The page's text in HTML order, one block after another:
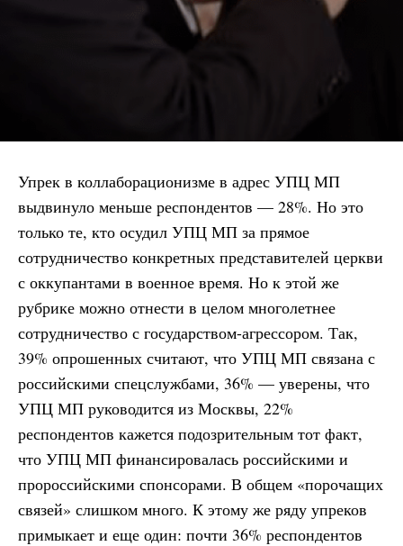
Упрек в коллаборационизме в адрес УПЦ МП
выдвинуло меньше респондентов — 28%. Но это
только те, кто осудил УПЦ МП за прямое
сотрудничество конкретных представителей церкви
с оккупантами в военное время. Но к этой же
рубрике можно отнести в целом многолетнее
сотрудничество с государством-агрессором. Так,
39% опрошенных считают, что УПЦ МП связана с
российскими спецслужбами, 36% — уверены, что
УПЦ МП руководится из Москвы, 22%
респондентов кажется подозрительным тот факт,
что УПЦ МП финансировалась российскими и
пророссийскими спонсорами. В общем «порочащих
связей» слишком много. К этому же ряду упреков
примыкает и еще один: почти 36% респондентов